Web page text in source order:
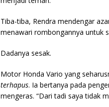
Tiba-tiba, Rendra mendengar
menawari rombongannya untuk
Dadanya sesak.
Motor Honda Vario yang
terhapus. Ia bertanya pada
mengeras. “Dari tadi saya tidak